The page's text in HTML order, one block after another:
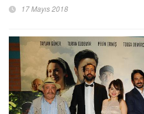
17 Mayıs 2018